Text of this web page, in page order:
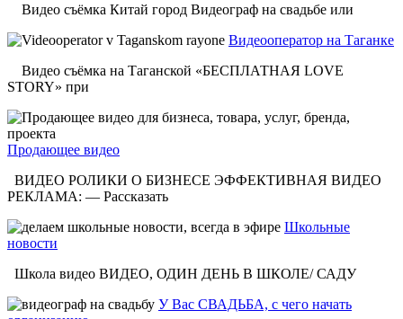
Видео съёмка Китай город Видеограф на свадьбе или
Видеооператор на Таганке
Видео съёмка на Таганской «БЕСПЛАТНАЯ LOVE
STORY» при
Продающее видео
ВИДЕО РОЛИКИ О БИЗНЕСЕ ЭФФЕКТИВНАЯ ВИДЕО
РЕКЛАМА: — Рассказать
Школьные
новости
Школа видео ВИДЕО, ОДИН ДЕНЬ В ШКОЛЕ/ САДУ
У Вас СВАДЬБА, с чего начать